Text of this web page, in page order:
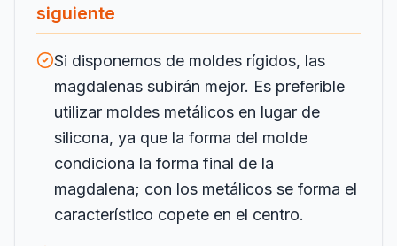
siguiente
Si disponemos de moldes rígidos, las
magdalenas subirán mejor. Es preferible
utilizar moldes metálicos en lugar de
silicona, ya que la forma del molde
condiciona la forma final de la
magdalena; con los metálicos se forma el
característico copete en el centro.